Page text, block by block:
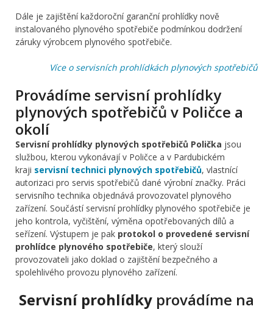
Dále je zajištění každoroční garanční prohlídky nově
instalovaného plynového spotřebiče podmínkou dodržení
záruky výrobcem plynového spotřebiče.
Více o servisních prohlídkách plynových spotřebičů
Provádíme servisní prohlídky
plynových spotřebičů v Poličce a
okolí
Servisní prohlídky plynových spotřebičů Polička jsou
službou, kterou vykonávají v Poličce a v Pardubickém
kraji servisní technici plynových spotřebičů, vlastnící
autorizaci pro servis spotřebičů dané výrobní značky. Práci
servisního technika objednává provozovatel plynového
zařízení. Součástí servisní prohlídky plynového spotřebiče je
jeho kontrola, vyčištění, výměna opotřebovaných dílů a
seřízení. Výstupem je pak protokol o provedené servisní
prohlídce plynového spotřebiče, který slouží
provozovateli jako doklad o zajištění bezpečného a
spolehlivého provozu plynového zařízení.
Servisní prohlídky provádíme na